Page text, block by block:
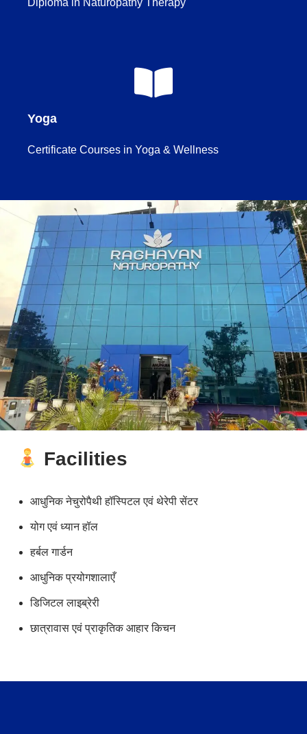
Diploma in Naturopathy Therapy
Yoga
Certificate Courses in Yoga & Wellness
Facilities
आधुनिक नेचुरोपैथी हॉस्पिटल एवं थेरेपी सेंटर
योग एवं ध्यान हॉल
हर्बल गार्डन
आधुनिक प्रयोगशालाएँ
डिजिटल लाइब्रेरी
छात्रावास एवं प्राकृतिक आहार किचन